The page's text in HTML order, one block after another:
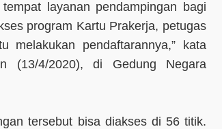
layanan pendampingan bagi
program Kartu Prakerja, petugas
melakukan pendaftarannya,” kata
(13/4/2020), di Gedung Negara
tersebut bisa diakses di 56 titik.